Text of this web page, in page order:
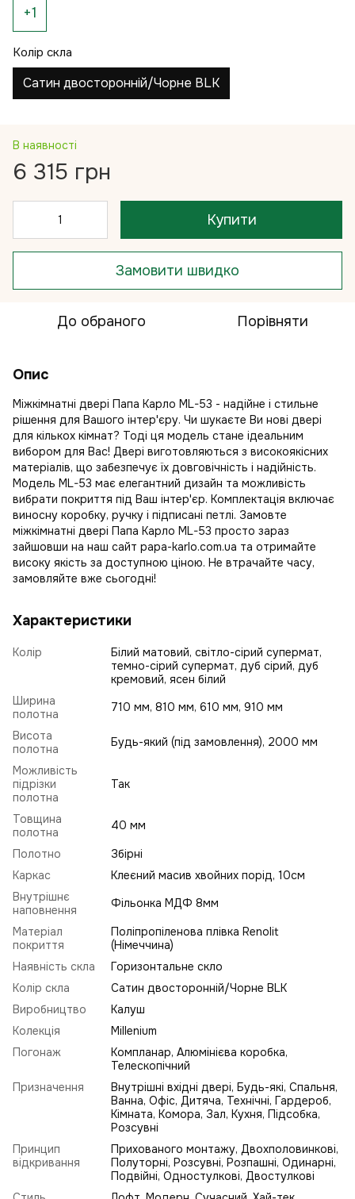
+1
Колір скла
Сатин двосторонній/Чорне BLK
В наявності
6 315 грн
Купити
Замовити швидко
До обраного Порівняти
Опис
Міжкімнатні двері Папа Карло ML-53 - надійне і стильне
рішення для Вашого інтер'єру. Чи шукаєте Ви нові двері
для кількох кімнат? Тоді ця модель стане ідеальним
вибором для Вас! Двері виготовляються з високоякісних
матеріалів, що забезпечує їх довговічність і надійність.
Модель ML-53 має елегантний дизайн та можливість
вибрати покриття під Ваш інтер'єр. Комплектація включає
виносну коробку, ручку і підписані петлі. Замовте
міжкімнатні двері Папа Карло ML-53 просто зараз
зайшовши на наш сайт papa-karlo.com.ua та отримайте
високу якість за доступною ціною. Не втрачайте часу,
замовляйте вже сьогодні!
Характеристики
Колір
Білий матовий, світло-сірий супермат,
темно-сірий супермат, дуб сірий, дуб
кремовий, ясен білий
Ширина
полотна
710 мм, 810 мм, 610 мм, 910 мм
Висота
полотна
Будь-який (під замовлення), 2000 мм
Можливість
підрізки
полотна
Так
Товщина
полотна
40 мм
Полотно
Збірні
Каркас
Клеєний масив хвойних порід, 10см
Внутрішнє
наповнення
Фільонка МДФ 8мм
Матеріал
покриття
Поліпропіленова плівка Renolit
(Німеччина)
Наявність скла
Горизонтальне скло
Колір скла
Сатин двосторонній/Чорне BLK
Виробництво
Калуш
Колекція
Millenium
Погонаж
Компланар, Алюмінієва коробка,
Телескопічний
Призначення
Внутрішні вхідні двері, Будь-які, Спальня,
Ванна, Офіс, Дитяча, Технічні, Гардероб,
Кімната, Комора, Зал, Кухня, Підсобка,
Розсувні
Принцип
відкривання
Прихованого монтажу, Двохполовинкові,
Полуторні, Розсувні, Розпашні, Одинарні,
Подвійні, Одностулкові, Двостулкові